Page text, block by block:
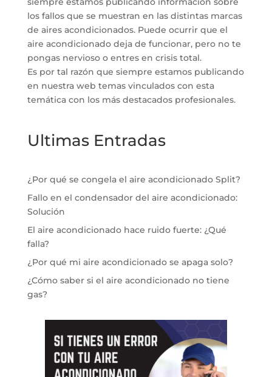
los fallos que se muestran en las distintas marcas
de aires acondicionados. Puede ocurrir que el
aire acondicionado deja de funcionar, pero no te
pongas nervioso o entres en crisis total.
Es por tal razón que siempre estamos publicando
en nuestra web temas vinculados con esta
temática con los más destacados profesionales.
Ultimas Entradas
¿Por qué se congela el aire acondicionado Split?
Fallo en el condensador del aire acondicionado:
Solución
El aire acondicionado hace ruido fuerte: ¿Qué
falla?
¿Por qué mi aire acondicionado se apaga solo?
¿Cómo saber si el aire acondicionado no tiene
gas?